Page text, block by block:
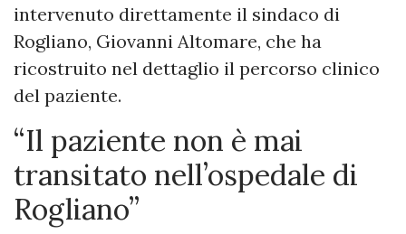
intervenuto direttamente il sindaco di
Rogliano, Giovanni Altomare, che ha
ricostruito nel dettaglio il percorso clinico
del paziente.
“Il paziente non è mai
transitato nell’ospedale di
Rogliano”